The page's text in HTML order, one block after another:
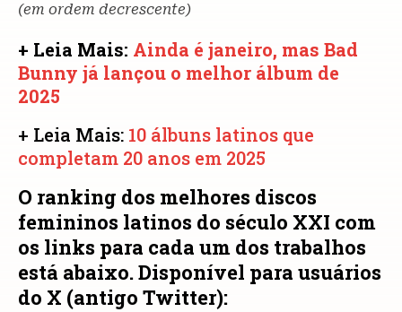
(em ordem decrescente)
+ Leia Mais: Ainda é janeiro, mas Bad
Bunny já lançou o melhor álbum de
2025
+ Leia Mais: 10 álbuns latinos que
completam 20 anos em 2025
O ranking dos melhores discos
femininos latinos do século XXI com
os links para cada um dos trabalhos
está abaixo. Disponível para usuários
do X (antigo Twitter):